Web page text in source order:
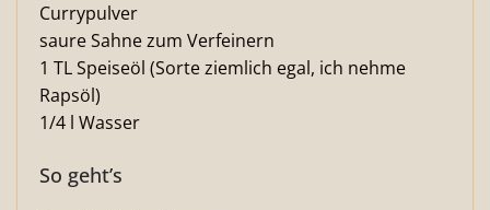
Currypulver
saure Sahne zum Verfeinern
1 TL Speiseöl (Sorte ziemlich egal, ich nehme
Rapsöl)
1/4 l Wasser
So geht’s